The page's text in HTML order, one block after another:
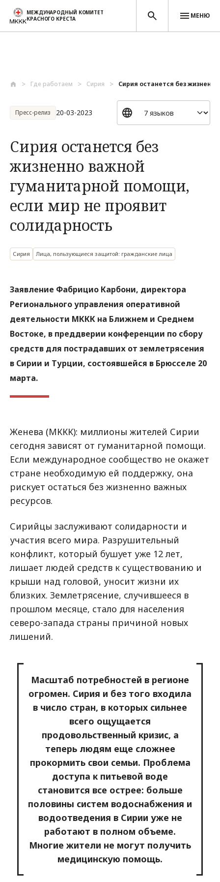
МЕЖДУНАРОДНЫЙ КОМИТЕТ
КРАСНОГО КРЕСТА
МЕНЮ
Где работаем Сирия Сирия останется без
Пресс-релиз 20-03-2023
Сирия останется без
жизненно важной
гуманитарной помощи,
если мир не проявит
солидарность
Сирия Лица, пользующиеся защитой: гражданские лица
Заявление Фабрицио Карбони, директора
Регионального управления оперативной
деятельности МККК на Ближнем и Среднем
Востоке, в преддверии конференции по сбору
средств для пострадавших от землетрясения
в Сирии и Турции, состоявшейся в Брюсселе 20
марта.
Женева (МККК): миллионы жителей Сирии
сегодня зависят от гуманитарной помощи.
Если международное сообщество не окажет
стране необходимую ей поддержку, она
рискует остаться без жизненно важных
ресурсов.
Сирийцы заслуживают солидарности и
участия всего мира. Разрушительный
конфликт, который бушует уже 12 лет,
лишает людей средств к существованию и
крыши над головой, уносит жизни их
близких. Землетрясение, случившееся в
прошлом месяце, стало для населения
северо-запада страны причиной новых
лишений.
Масштаб потребностей в регионе
огромен. Сирия и без того входила
в число стран, в которых сильнее
всего ощущается
продовольственный кризис, а
теперь людям еще сложнее
прокормить свои семьи. Проблема
доступа к питьевой воде
становится все острее: больше
половины систем водоснабжения и
водоотведения в Сирии уже не
работают в полном объеме.
Многие жители не могут получить
медицинскую помощь.